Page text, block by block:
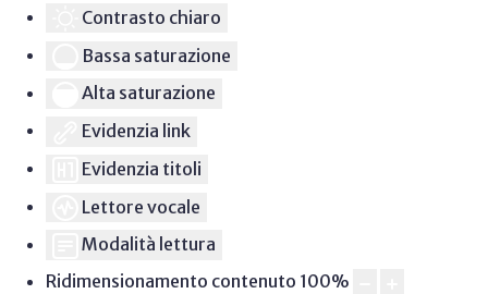
Contrasto chiaro
Bassa saturazione
Alta saturazione
Evidenzia link
Evidenzia titoli
Lettore vocale
Modalità lettura
Ridimensionamento contenuto 100%